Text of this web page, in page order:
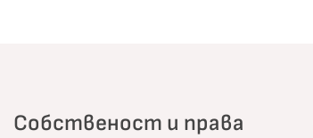
Собственост и права